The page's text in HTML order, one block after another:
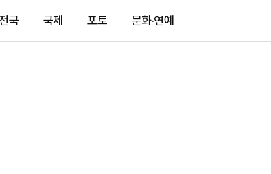
국 국제 포토 문화·연예